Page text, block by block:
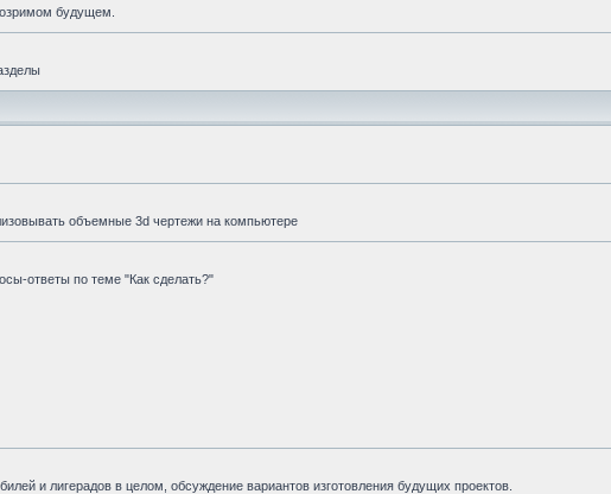
будущем.
объемные 3d чертежи на компьютере
ответы по теме "Как сделать?"
и лигерадов в целом, обсуждение вариантов изготовления будущих проектов.